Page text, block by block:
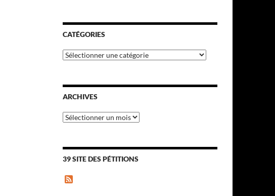
CATÉGORIES
Catégories
ARCHIVES
Archives
39 SITE DES PÉTITIONS